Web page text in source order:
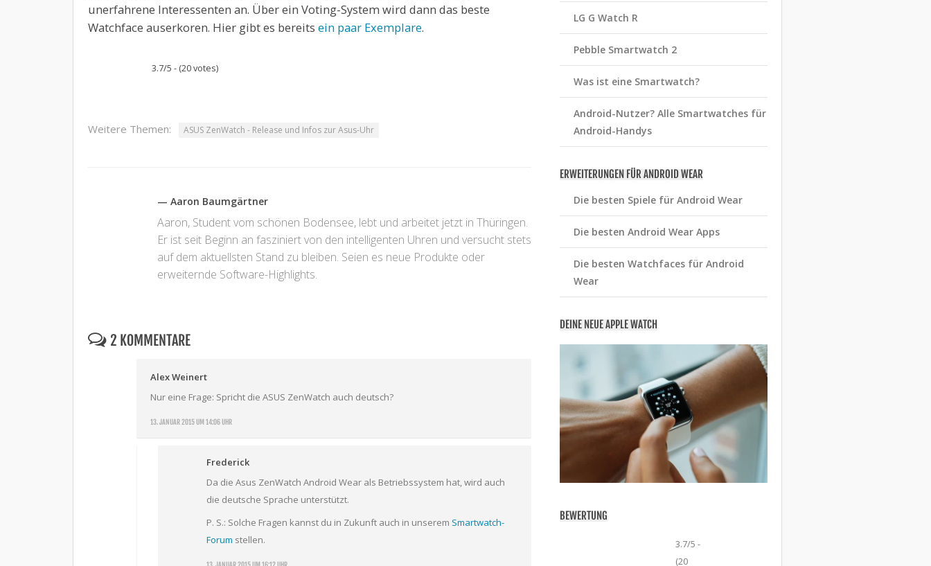
unerfahrene Interessenten an. Über ein Voting-System wird dann das beste
Watchface auserkoren. Hier gibt es bereits ein paar Exemplare.
3.7/5 - (20 votes)
Weitere Themen: ASUS ZenWatch - Release und Infos zur Asus-Uhr
— Aaron Baumgärtner
Aaron, Student vom schönen Bodensee, lebt und arbeitet jetzt in Thüringen.
Er ist seit Beginn an fasziniert von den intelligenten Uhren und versucht stets
auf dem aktuellsten Stand zu bleiben. Seien es neue Produkte oder
erweiternde Software-Highlights.
2 KOMMENTARE
Alex Weinert
13. JANUAR 2015 UM 14:06 UHR
Nur eine Frage: Spricht die ASUS ZenWatch auch deutsch?
Frederick
Da die Asus ZenWatch Android Wear als Betriebssystem hat, wird auch
die deutsche Sprache unterstützt.
P. S.: Solche Fragen kannst du in Zukunft auch in unserem Smartwatch-
Forum stellen.
LG G Watch R
Pebble Smartwatch 2
Was ist eine Smartwatch?
Android-Nutzer? Alle Smartwatches für
Android-Handys
ERWEITERUNGEN FÜR ANDROID WEAR
Die besten Spiele für Android Wear
Die besten Android Wear Apps
Die besten Watchfaces für Android
Wear
DEINE NEUE APPLE WATCH
BEWERTUNG
3.7/5 -
(20